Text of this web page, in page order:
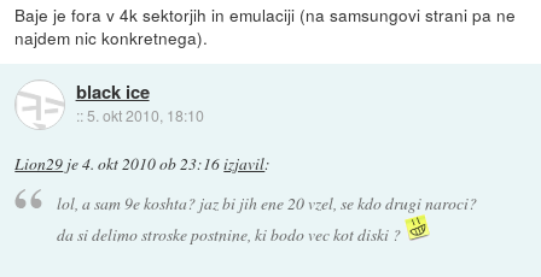
Baje je fora v 4k sektorjih in emulaciji (na samsungovi strani pa ne
najdem nic konkretnega).
black ice
:: 5. okt 2010, 18:10
Lion29 je4. okt 2010 ob 23:16izjavil:
lol, a sam 9e koshta? jaz bi jih ene 20 vzel, se kdo drugi naroci?
da si delimo stroske postnine, ki bodo vec kot diski ?